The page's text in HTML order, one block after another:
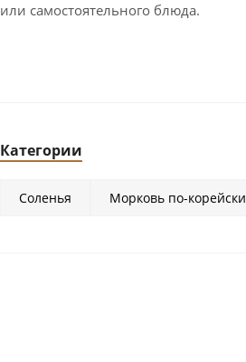
или самостоятельного блюда.
Категории
Соленья Морковь по-корейски